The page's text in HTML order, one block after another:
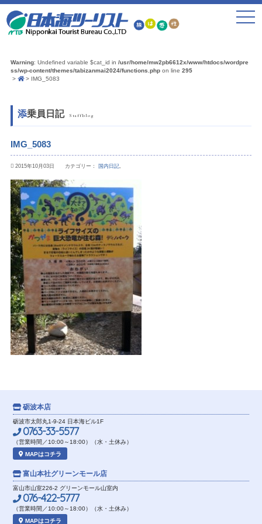
toggle
Warning: Undefined variable $cat_id in /usr/home/mw2pb6612x/www/htdocs/wordpre
ss/wp-content/themes/tabizanmai2024/functions.phpon line 295
IMG_5083
添乗員日記 Staffblog
IMG_5083
2015年10月03日 カテゴリー： 国内日記,
砺波本店
砺波市太郎丸1-9-24 日本海ビル1F
0763-33-5577
（営業時間／10:00～18:00）（水・土休み）
MAPはコチラ
富山本社グリーンモール店
富山市山室226-2 グリーンモール山室内
076-422-5777
（営業時間／10:00～18:00）（水・土休み）
MAPはコチラ